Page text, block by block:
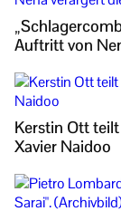
Auftritt von
Kerstin Ott
Xavier Naidoo